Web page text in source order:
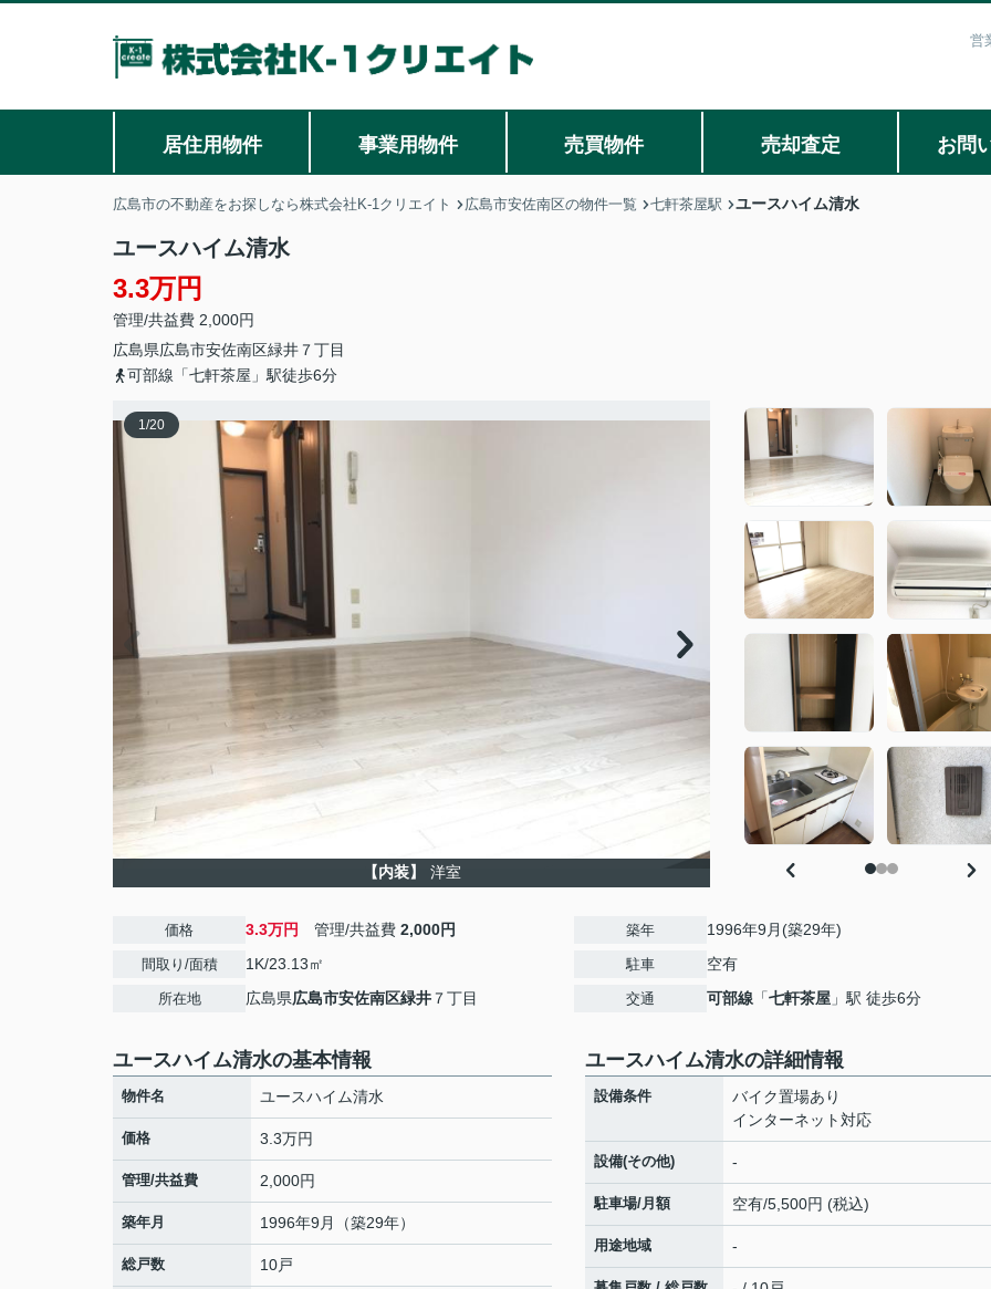
営
居住用物件 事業用物件 売買物件 売却査定 お問
広島市の不動産をお探しなら株式会社K-1クリエイト 広島市安佐南区の物件一覧 七軒茶屋駅 ユースハイム清水
ユースハイム清水
3.3万円
管理/共益費 2,000円
広島県広島市安佐南区緑井 ７丁目
可部線「七軒茶屋」駅徒歩6分
1/20
【内装】 洋室
価格 3.3万円 管理/共益費 2,000円
間取り/面積 1K/23.13㎡
所在地 広島県広島市安佐南区緑井 ７丁目
築年 1996年9月(築29年)
駐車 空有
交通 可部線 「七軒茶屋 」駅 徒歩6分
ユースハイム清水の基本情報
物件名 ユースハイム清水
価格 3.3万円
管理/共益費 2,000円
築年月 1996年9月（築29年）
総戸数 10戸
ユースハイム清水の詳細情報
設備条件
バイク置場あり
インターネット対応
設備(その他) -
駐車場/月額 空有/5,500円 (税込)
用途地域 -